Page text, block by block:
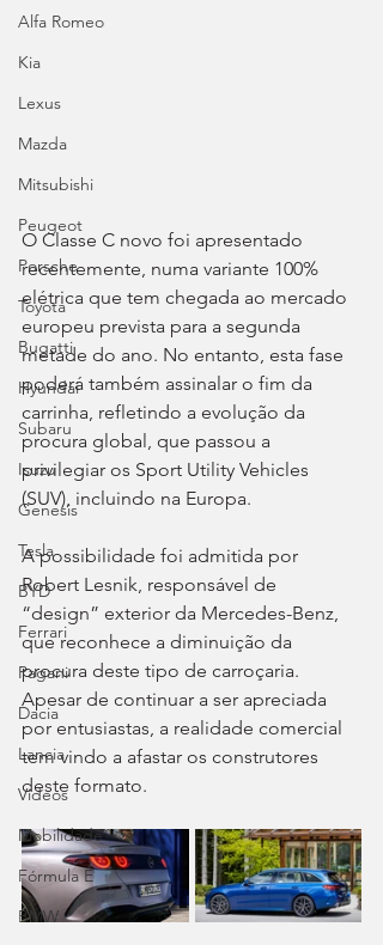
Alfa Romeo
Kia
Lexus
Mazda
Mitsubishi
Peugeot
Porsche
Toyota
Bugatti
Hyundai
Subaru
Isuzu
Genesis
Tesla
BYD
Ferrari
Pagani
Dacia
Lancia
Videos
Mobilidade
Fórmula E
BMW
O Classe C novo foi apresentado
recentemente, numa variante 100%
elétrica que tem chegada ao mercado
europeu prevista para a segunda
metade do ano. No entanto, esta fase
poderá também assinalar o fim da
carrinha, refletindo a evolução da
procura global, que passou a
privilegiar os Sport Utility Vehicles
(SUV), incluindo na Europa.
A possibilidade foi admitida por
Robert Lesnik, responsável de
“design” exterior da Mercedes-Benz,
que reconhece a diminuição da
procura deste tipo de carroçaria.
Apesar de continuar a ser apreciada
por entusiastas, a realidade comercial
tem vindo a afastar os construtores
deste formato.